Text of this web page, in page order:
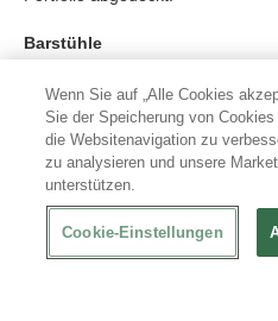
Barstühle
Unsere Barstühle bieten eine
an frei platzierten Stehtischen.
gleichzeitige Möglichkeit, sich
Personen auszutauschen, lässt
Geschehen auch in sitzender
Barstühle sind ebenfalls mit und
vor allem in Sitzkomfort und
Wenn Sie auf „Alle Cookies
Sie der Speicherung von
die Websitenavigation zu
zu analysieren und unsere
unterstützen.
Cookie-Einstellungen